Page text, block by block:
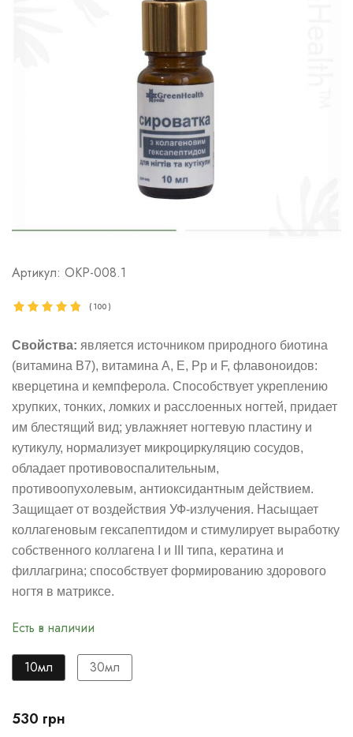
Артикул: ОКР-008.1
( 100 )
Свойства: является источником природного биотина
(витамина В7), витамина А, Е, Рр и F, флавоноидов:
кверцетина и кемпферола. Способствует укреплению
хрупких, тонких, ломких и расслоенных ногтей, придает
им блестящий вид; увлажняет ногтевую пластину и
кутикулу, нормализует микроциркуляцию сосудов,
обладает противовоспалительным,
противоопухолевым, антиоксидантным действием.
Защищает от воздействия УФ-излучения. Насыщает
коллагеновым гексапептидом и стимулирует выработку
собственного коллагена I и III типа, кератина и
филлагрина; способствует формированию здорового
ногтя в матриксе.
Есть в наличии
10мл 30мл
530 грн